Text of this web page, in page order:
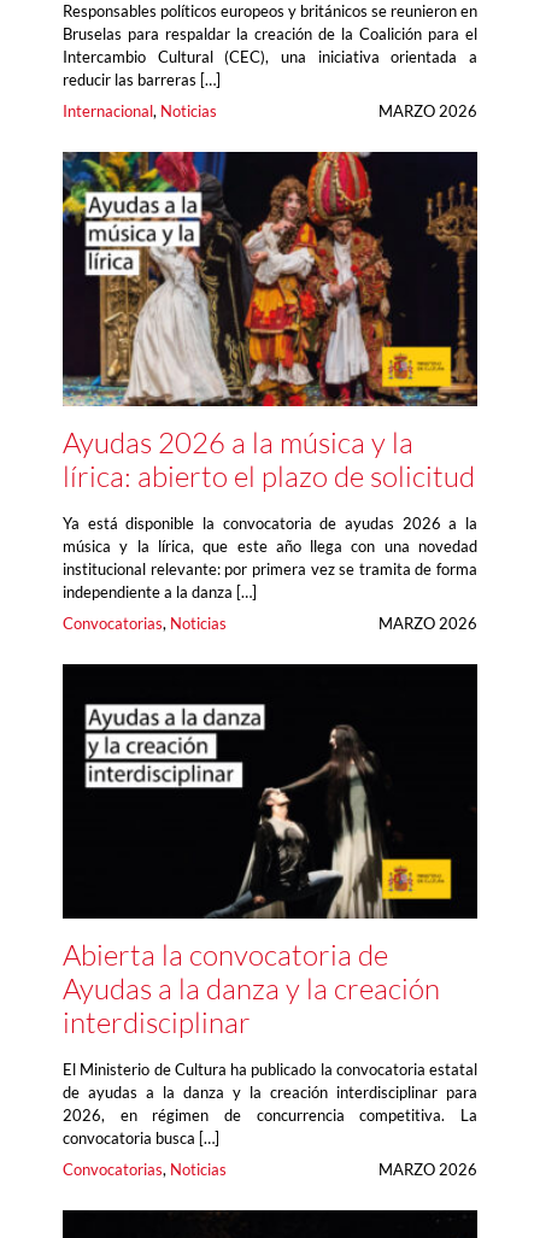
Responsables políticos europeos y británicos se reunieron en
Bruselas para respaldar la creación de la Coalición para el
Intercambio Cultural (CEC), una iniciativa orientada a
reducir las barreras […]
Internacional, Noticias MARZO 2026
Ayudas 2026 a la música y la
lírica: abierto el plazo de solicitud
Ya está disponible la convocatoria de ayudas 2026 a la
música y la lírica, que este año llega con una novedad
institucional relevante: por primera vez se tramita de forma
independiente a la danza […]
Convocatorias, Noticias MARZO 2026
Abierta la convocatoria de
Ayudas a la danza y la creación
interdisciplinar
El Ministerio de Cultura ha publicado la convocatoria estatal
de ayudas a la danza y la creación interdisciplinar para
2026, en régimen de concurrencia competitiva. La
convocatoria busca […]
Convocatorias, Noticias MARZO 2026